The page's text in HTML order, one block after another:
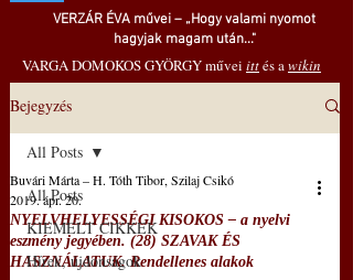
VERZÁR ÉVA művei – „Hogy valami nyomot
hagyjak magam után..."
VARGA DOMOKOS GYÖRGY művei ittés awikin
Bejegyzés
All Posts
KIEMELT CIKKEK
Hírek, újdonságok
All Posts
NYELVHELYESSÉGI KISOKOS – a nyelvi
eszmény jegyében. (28) SZAVAK ÉS
HASZNÁLATUK. Rendellenes alakok
Buvári Márta – H. Tóth Tibor, Szilaj Csikó
2019. ápr. 20.